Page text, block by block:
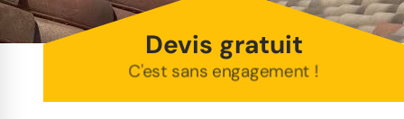
Devis gratuit
C'est sans engagement !